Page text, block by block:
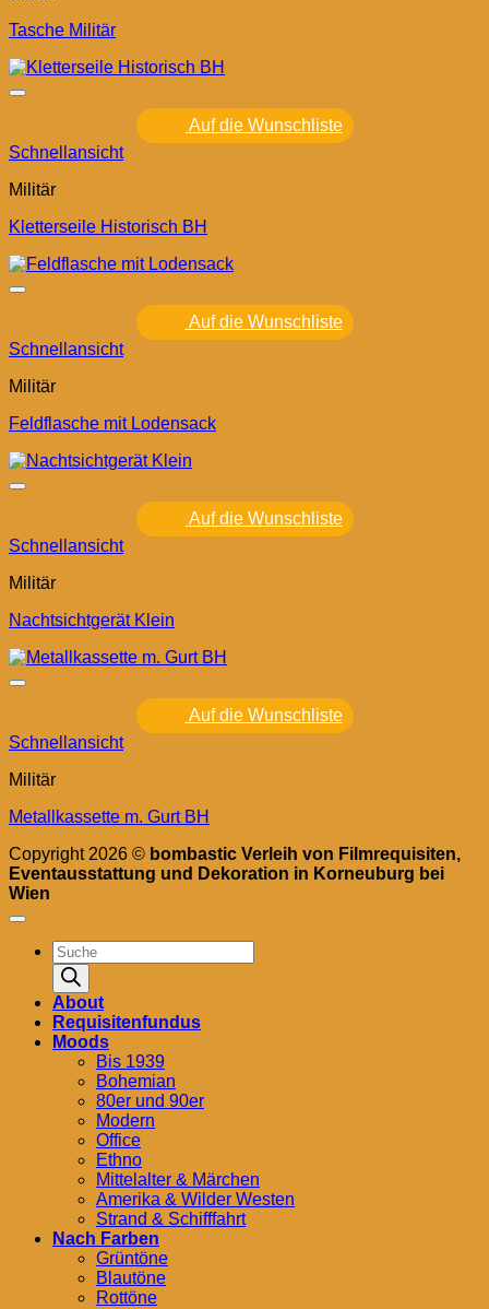
Tasche Militär
Auf die Wunschliste
Schnellansicht
Militär
Kletterseile Historisch BH
Auf die Wunschliste
Schnellansicht
Militär
Feldflasche mit Lodensack
Auf die Wunschliste
Schnellansicht
Militär
Nachtsichtgerät Klein
Auf die Wunschliste
Schnellansicht
Militär
Metallkassette m. Gurt BH
Copyright 2026 © bombastic Verleih von Filmrequisiten,
Eventausstattung und Dekoration in Korneuburg bei
Wien
Products
search
About
Requisitenfundus
Moods
Bis 1939
Bohemian
80er und 90er
Modern
Office
Ethno
Mittelalter & Märchen
Amerika & Wilder Westen
Strand & Schifffahrt
Nach Farben
Grüntöne
Blautöne
Rottöne